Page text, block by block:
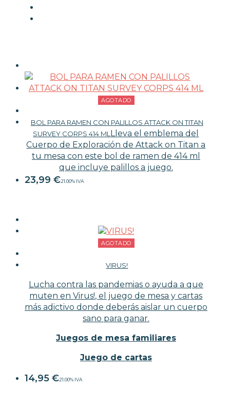
AGOTADO
BOL PARA RAMEN CON PALILLOS ATTACK ON TITAN
SURVEY CORPS 414 ML Lleva el emblema del
Cuerpo de Exploración de Attack on Titan a
tu mesa con este bol de ramen de 414 ml
que incluye palillos a juego.
23,99 €21.00% IVA
AGOTADO
VIRUS!
Lucha contra las pandemias o ayuda a que
muten en Virus!, el juego de mesa y cartas
más adictivo donde deberás aislar un cuerpo
sano para ganar.
Juegos de mesa familiares
Juego de cartas
14,95 €21.00% IVA